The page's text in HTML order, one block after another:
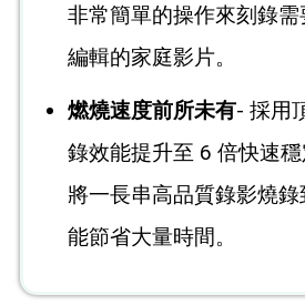
非常簡單的操作來刻錄
編輯的家庭影片。
燃燒速度前所未有- 採用
錄效能提升至 6 倍快速
將一長串高品質錄影燒
能節省大量時間。